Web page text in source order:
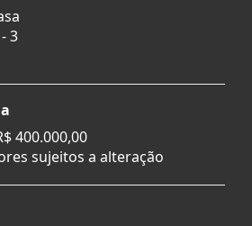
3
400.000,00
sujeitos a alteração